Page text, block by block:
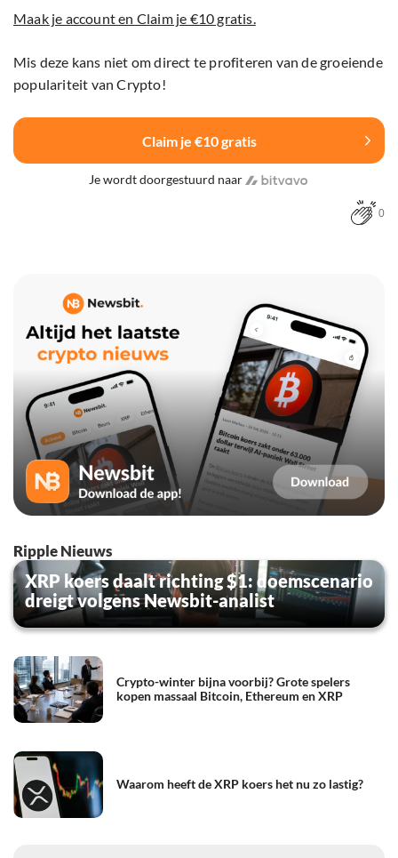
Maak je account en Claim je €10 gratis.
Mis deze kans niet om direct te profiteren van de groeiende
populariteit van Crypto!
Claim je €10 gratis
Je wordt doorgestuurd naar
0
Ripple Nieuws
XRP koers daalt richting $1: doemscenario
dreigt volgens Newsbit-analist
Crypto-winter bijna voorbij? Grote spelers
kopen massaal Bitcoin, Ethereum en XRP
Waarom heeft de XRP koers het nu zo lastig?